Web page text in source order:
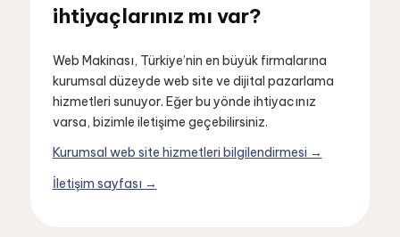
ihtiyaçlarınız mı var?
Web Makinası, Türkiye’nin en büyük firmalarına
kurumsal düzeyde web site ve dijital pazarlama
hizmetleri sunuyor. Eğer bu yönde ihtiyacınız
varsa, bizimle iletişime geçebilirsiniz.
Kurumsal web site hizmetleri bilgilendirmesi →
İletişim sayfası →